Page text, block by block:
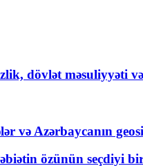
dövlət məsuliyyəti və
və Azərbaycanın
özünün seçdiyi